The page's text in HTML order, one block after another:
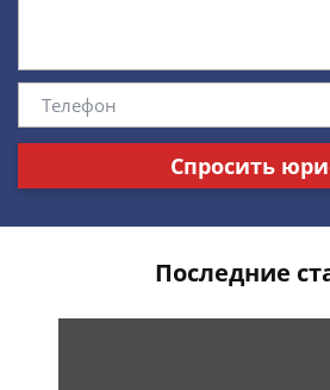
Спросить
Последние